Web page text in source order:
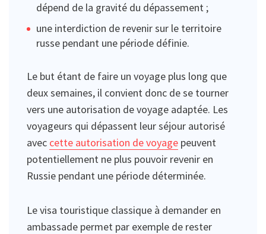
dépend de la gravité du dépassement ;
une interdiction de revenir sur le territoire
russe pendant une période définie.
Le but étant de faire un voyage plus long que
deux semaines, il convient donc de se tourner
vers une autorisation de voyage adaptée. Les
voyageurs qui dépassent leur séjour autorisé
avec cette autorisation de voyage peuvent
potentiellement ne plus pouvoir revenir en
Russie pendant une période déterminée.
Le visa touristique classique à demander en
ambassade permet par exemple de rester